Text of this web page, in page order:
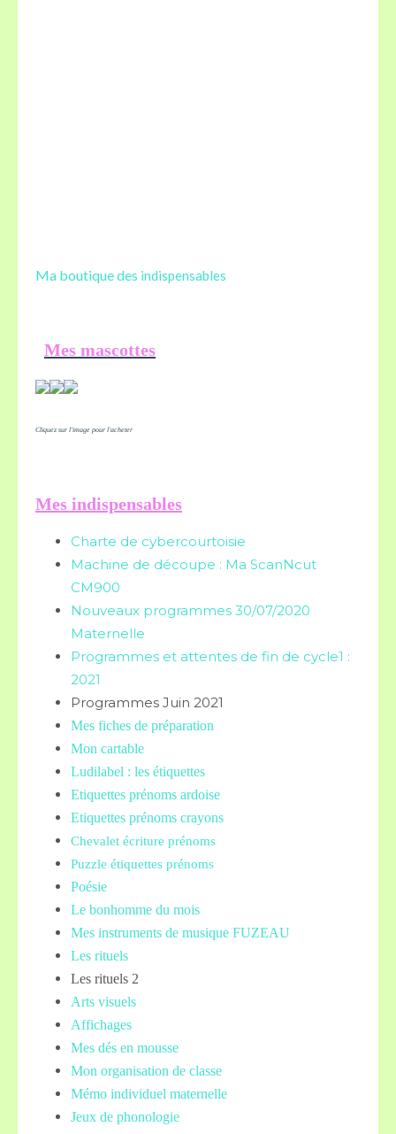
Ma boutique des indispensables
Mes mascottes
Cliquez sur l'image pour l'acheter
Mes indispensables
Charte de cybercourtoisie
Machine de découpe : Ma ScanNcut
CM900
Nouveaux programmes 30/07/2020
Maternelle
Programmes et attentes de fin de cycle1 :
2021
Programmes Juin 2021
Mes fiches de préparation
Mon cartable
Ludilabel : les étiquettes
Etiquettes prénoms ardoise
Etiquettes prénoms crayons
Chevalet écriture prénoms
Puzzle étiquettes prénoms
Poésie
Le bonhomme du mois
Mes instruments de musique FUZEAU
Les rituels
Les rituels 2
Arts visuels
Affichages
Mes dés en mousse
Mon organisation de classe
Mémo individuel maternelle
Jeux de phonologie